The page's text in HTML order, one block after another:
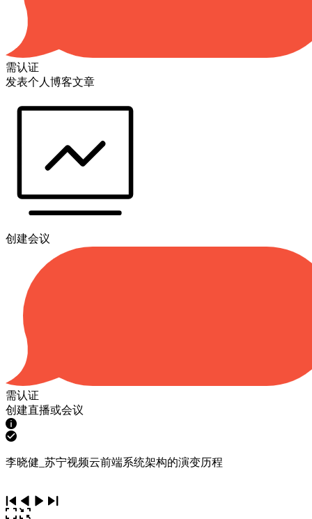
需认证
发表个人博客文章
创建会议
需认证
创建直播或会议
李晓健_苏宁视频云前端系统架构的演变历程